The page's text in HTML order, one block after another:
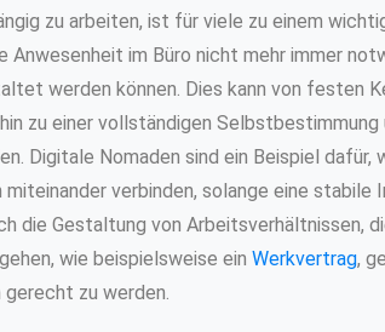
zu arbeiten, ist für viele zu einem
Anwesenheit im Büro nicht mehr immer
werden können. Dies kann von festen
zu einer vollständigen
Digitale Nomaden sind ein Beispiel dafür,
miteinander verbinden, solange eine
die Gestaltung von Arbeitsverhältnissen,
wie beispielsweise ein Werkvertrag,
zu werden.